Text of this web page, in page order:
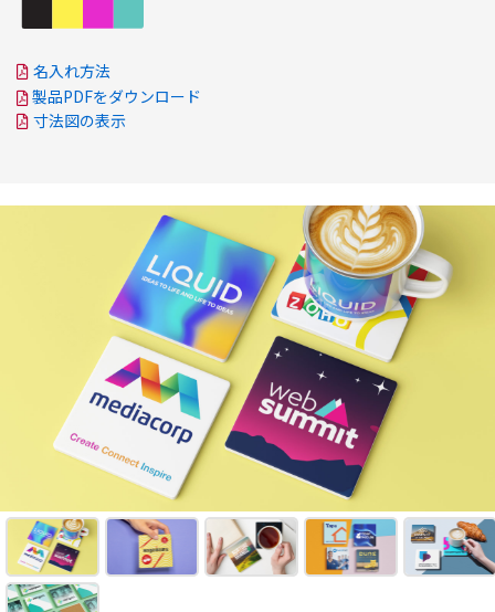
名入れ方法
製品PDFをダウンロード
寸法図の表示